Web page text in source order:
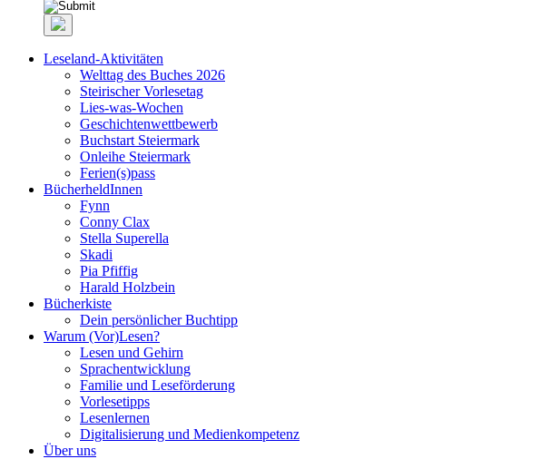
Leseland-Aktivitäten
Welttag des Buches 2026
Steirischer Vorlesetag
Lies-was-Wochen
Geschichtenwettbewerb
Buchstart Steiermark
Onleihe Steiermark
Ferien(s)pass
BücherheldInnen
Fynn
Conny Clax
Stella Superella
Skadi
Pia Pfiffig
Harald Holzbein
Bücherkiste
Dein persönlicher Buchtipp
Warum (Vor)Lesen?
Lesen und Gehirn
Sprachentwicklung
Familie und Leseförderung
Vorlesetipps
Lesenlernen
Digitalisierung und Medienkompetenz
Über uns